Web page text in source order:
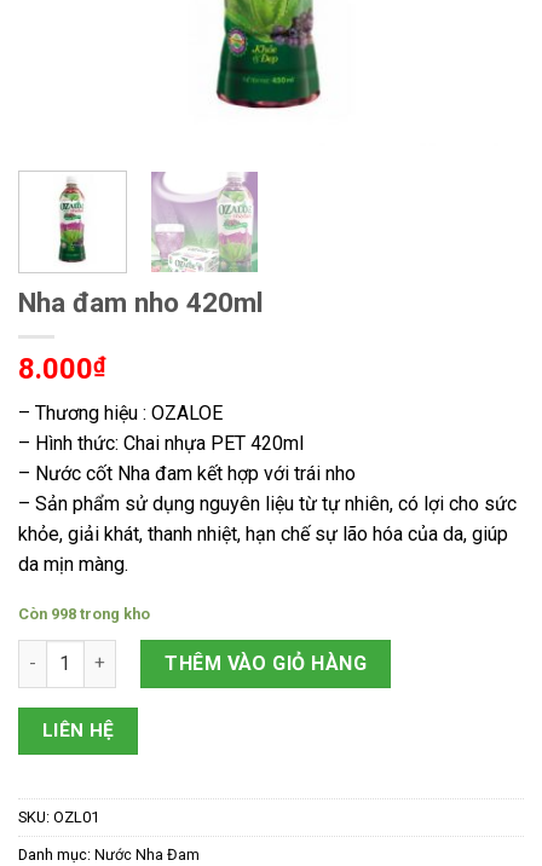
Nha đam nho 420ml
8.000₫
– Thương hiệu : OZALOE
– Hình thức: Chai nhựa PET 420ml
– Nước cốt Nha đam kết hợp với trái nho
– Sản phẩm sử dụng nguyên liệu từ tự nhiên, có lợi cho sức
khỏe, giải khát, thanh nhiệt, hạn chế sự lão hóa của da, giúp
da mịn màng.
Còn 998 trong kho
Nha đam nho 420ml số lượngTHÊM VÀO GIỎ HÀNG
LIÊN HỆ
SKU: OZL01
Danh mục: Nước Nha Đam